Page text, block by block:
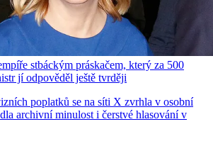
stbáckým práskačem, který za 500
jí odpověděl ještě tvrději
poplatků se na síti X zvrhla v osobní
archivní minulost i čerstvé hlasování v